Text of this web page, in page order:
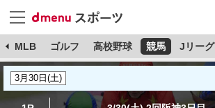
MLB ゴルフ 高校野球 競馬 Jリーグ